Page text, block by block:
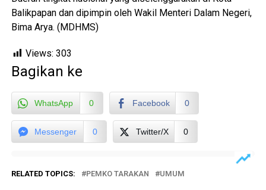
Balikpapan dan dipimpin oleh Wakil Menteri Dalam Negeri,
Bima Arya. (MDHMS)
Views: 303
Bagikan ke
WhatsApp 0 Facebook 0
Messenger 0 Twitter/X 0
RELATED TOPICS: PEMKO TARAKAN UMUM